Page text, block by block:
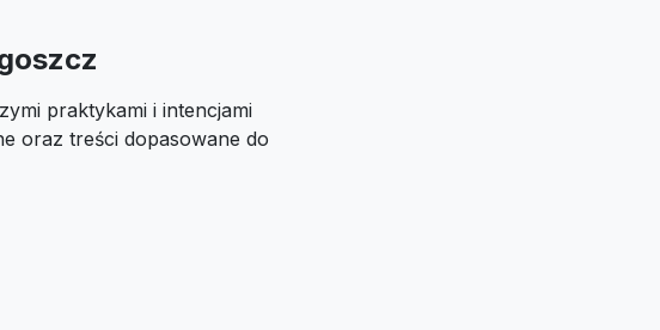
praktykami i intencjami
oraz treści dopasowane do